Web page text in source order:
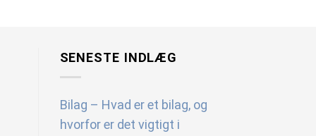
SENESTE INDLÆG
Bilag – Hvad er et bilag, og
hvorfor er det vigtigt i